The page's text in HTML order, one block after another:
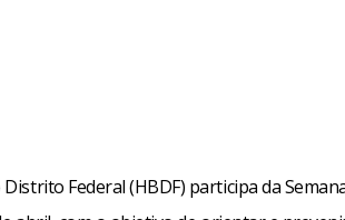
Federal (HBDF) participa da